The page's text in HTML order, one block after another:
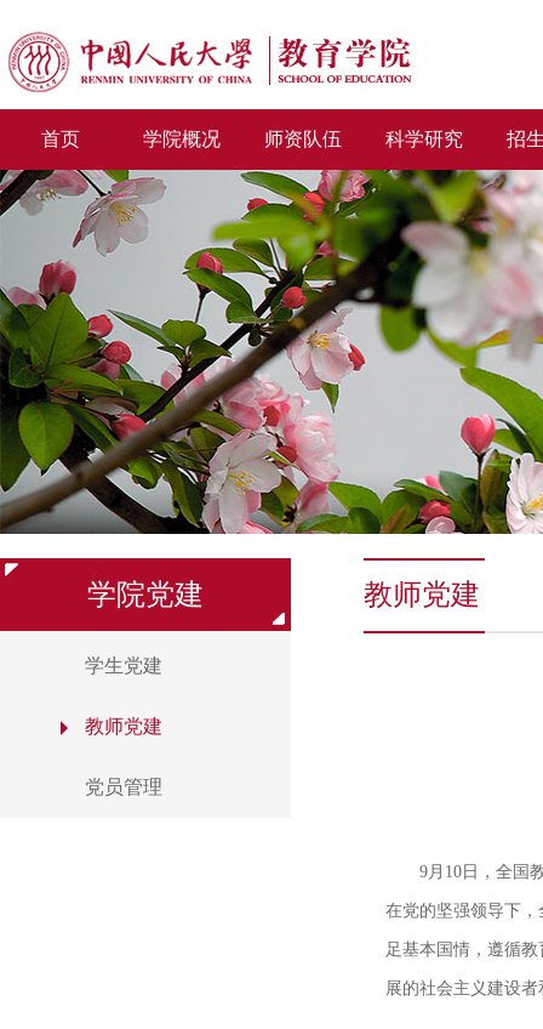
首页 学院概况 师资队伍 科学研究 招
学院党建
学生党建
教师党建
党员管理
教师党建
9月10日，全国
在党的坚强领导下
足基本国情，遵循
展的社会主义建设